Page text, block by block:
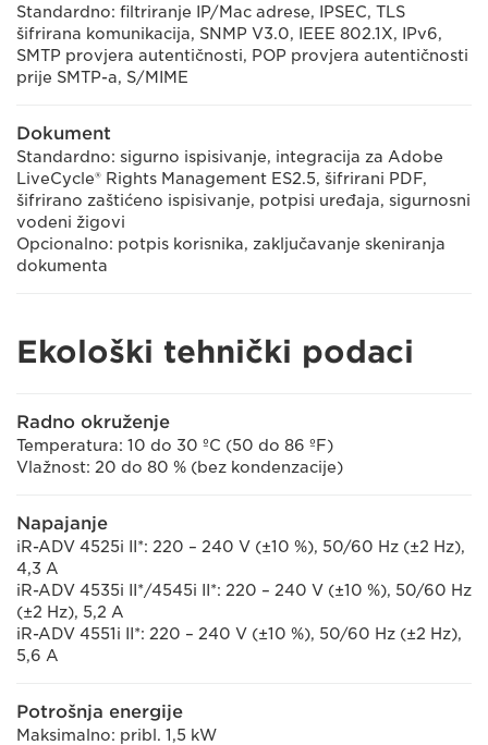
Standardno: filtriranje IP/Mac adrese, IPSEC, TLS
šifrirana komunikacija, SNMP V3.0, IEEE 802.1X, IPv6,
SMTP provjera autentičnosti, POP provjera autentičnosti
prije SMTP-a, S/MIME
Dokument
Standardno: sigurno ispisivanje, integracija za Adobe
LiveCycle® Rights Management ES2.5, šifrirani PDF,
šifrirano zaštićeno ispisivanje, potpisi uređaja, sigurnosni
vodeni žigovi
Opcionalno: potpis korisnika, zaključavanje skeniranja
dokumenta
Ekološki tehnički podaci
Radno okruženje
Temperatura: 10 do 30 ºC (50 do 86 ºF)
Vlažnost: 20 do 80 % (bez kondenzacije)
Napajanje
iR-ADV 4525i II*: 220 – 240 V (±10 %), 50/60 Hz (±2 Hz),
4,3 A
iR-ADV 4535i II*/4545i II*: 220 – 240 V (±10 %), 50/60 Hz
(±2 Hz), 5,2 A
iR-ADV 4551i II*: 220 – 240 V (±10 %), 50/60 Hz (±2 Hz),
5,6 A
Potrošnja energije
Maksimalno: pribl. 1,5 kW